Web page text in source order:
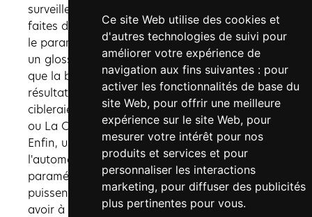
Ce site Web utilise des cookies et
d'autres technologies de suivi pour
améliorer votre expérience de
navigation aux fins suivantes : pour
activer les fonctionnalités de base du
site Web, pour offrir une meilleure
expérience sur le site Web, pour
mesurer votre intérêt pour nos
produits et services et pour
personnaliser les interactions
marketing, pour diffuser des publicités
plus pertinentes pour vous.
surveiller les optimisations SEO qui ont été
faites durant une bonne année. En plus de tout
le paramétrage conventionnel, nous avons créé
un glossaire et des pages géolocalisées pour
que la boutique en ligne sorte dans les
résultats de recherche des internautes qui
cibleraient des villes comme Cassis, Aubagne
ou La Ciotat.
Enfin, un module spécifiquement conçut pour
l'automatisation desmétadonnéesa été
paramétré enbackofficepour que nos clients
puissent publier de nouveaux produits sans
avoir à se soucier des configurations SEO.